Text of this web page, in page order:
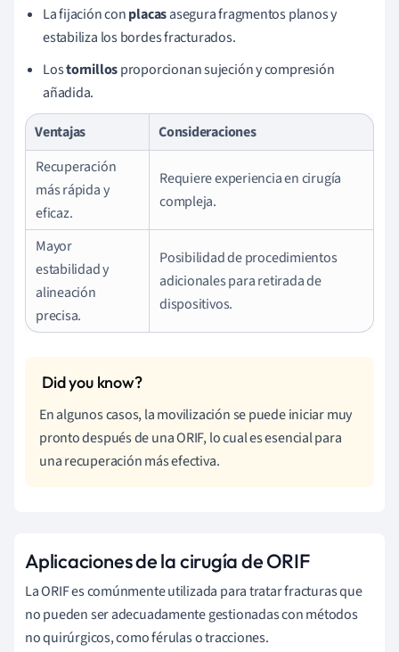
La fijación conplacasasegura fragmentos planos y
estabiliza los bordes fracturados.
Lostornillosproporcionan sujeción y compresión
añadida.
Ventajas
Consideraciones
Recuperación
más rápida y
eficaz.
Requiere experiencia en cirugía
compleja.
Mayor
estabilidad y
alineación
precisa.
Posibilidad de procedimientos
adicionales para retirada de
dispositivos.
En algunos casos, la movilización se puede iniciar muy
pronto después de una ORIF, lo cual es esencial para
una recuperación más efectiva.
Aplicaciones de la cirugía de ORIF
La ORIF es comúnmente utilizada para tratar fracturas que
no pueden ser adecuadamente gestionadas con métodos
no quirúrgicos, como férulas o tracciones.